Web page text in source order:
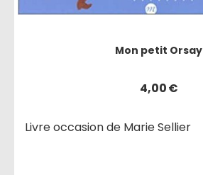
Mon petit Orsay
4,00€
Livre occasion de Marie Sellier